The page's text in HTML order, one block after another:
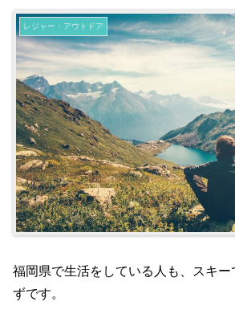
レジャー・アウトドア
福岡県で生活をしている人も、スキ
ずです。